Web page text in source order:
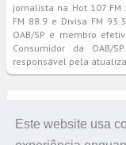
Este website usa
jornalista na Hot 107 FM
FM 88.9 e Divisa FM
OAB/SP e membro
Consumidor da OAB/
responsável pela